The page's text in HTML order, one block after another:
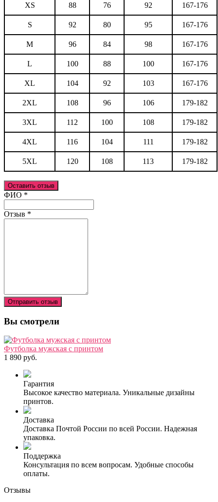
XS 88 76 92 167-176
S 92 80 95 167-176
M 96 84 98 167-176
L 100 88 100 167-176
XL 104 92 103 167-176
2XL 108 96 106 179-182
3XL 112 100 108 179-182
4XL 116 104 111 179-182
5XL 120 108 113 179-182
Оставить отзыв
Ваш отзыв был отправлен!
ФИО *
Отзыв *
Отправить отзыв
Вы смотрели
Футболка мужская с принтом
1 890 руб.
Гарантия
Высокое качество материала. Уникальные дизайны
принтов.
Доставка
Доставка Почтой России по всей России. Надежная
упаковка.
Поддержка
Консультация по всем вопросам. Удобные способы
оплаты.
Отзывы